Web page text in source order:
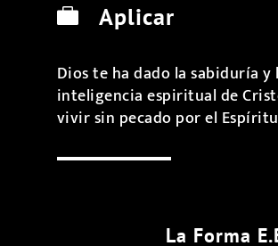
 Aplicar
Dios te ha dado la sabiduría y
inteligencia espiritual de
vivir sin pecado por el
La Forma